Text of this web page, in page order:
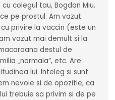
colegul tau, Bogdan Miu.
pe prostul. Am vazut
privire la vaccin (este un
vazut mai demult si la
destul de
„normala”, etc. Are
lui. Inteleg si sunt
nevoie si de opozitie, ca
trebuie sa privim si de pe